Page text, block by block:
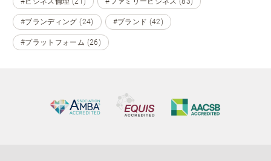
#ブランディング (24) #ブランド (42)
#プラットフォーム (26)